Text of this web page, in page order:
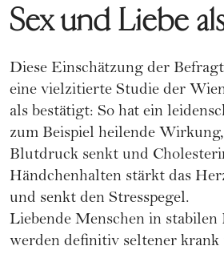
Sex und Liebe
Diese Einschätzung der
eine vielzitierte Studie der
als bestätigt: So hat ein
zum Beispiel heilende
Blutdruck senkt und
Händchenhalten stärkt das
und senkt den Stresspegel.
Liebende Menschen in stabilen
werden definitiv seltener krank